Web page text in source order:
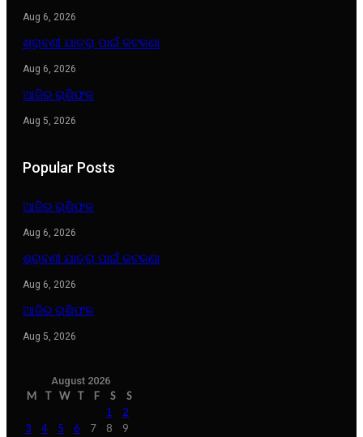
Aug 6, 2026
ଶ୍ରାବଣୀ ଯାତ୍ରା ପାଇଁ କଟକଣା
Aug 6, 2026
ଆଜିର ରାଶିଫଳ
Aug 5, 2026
Popular Posts
ଆଜିର ରାଶିଫଳ
Aug 6, 2026
ଶ୍ରାବଣୀ ଯାତ୍ରା ପାଇଁ କଟକଣା
Aug 6, 2026
ଆଜିର ରାଶିଫଳ
Aug 5, 2026
August 2026
M T W T F S
S
1
2
3
4 5 6 7 8
9